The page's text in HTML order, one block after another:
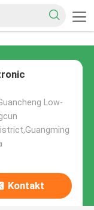
Low-
Kontakt